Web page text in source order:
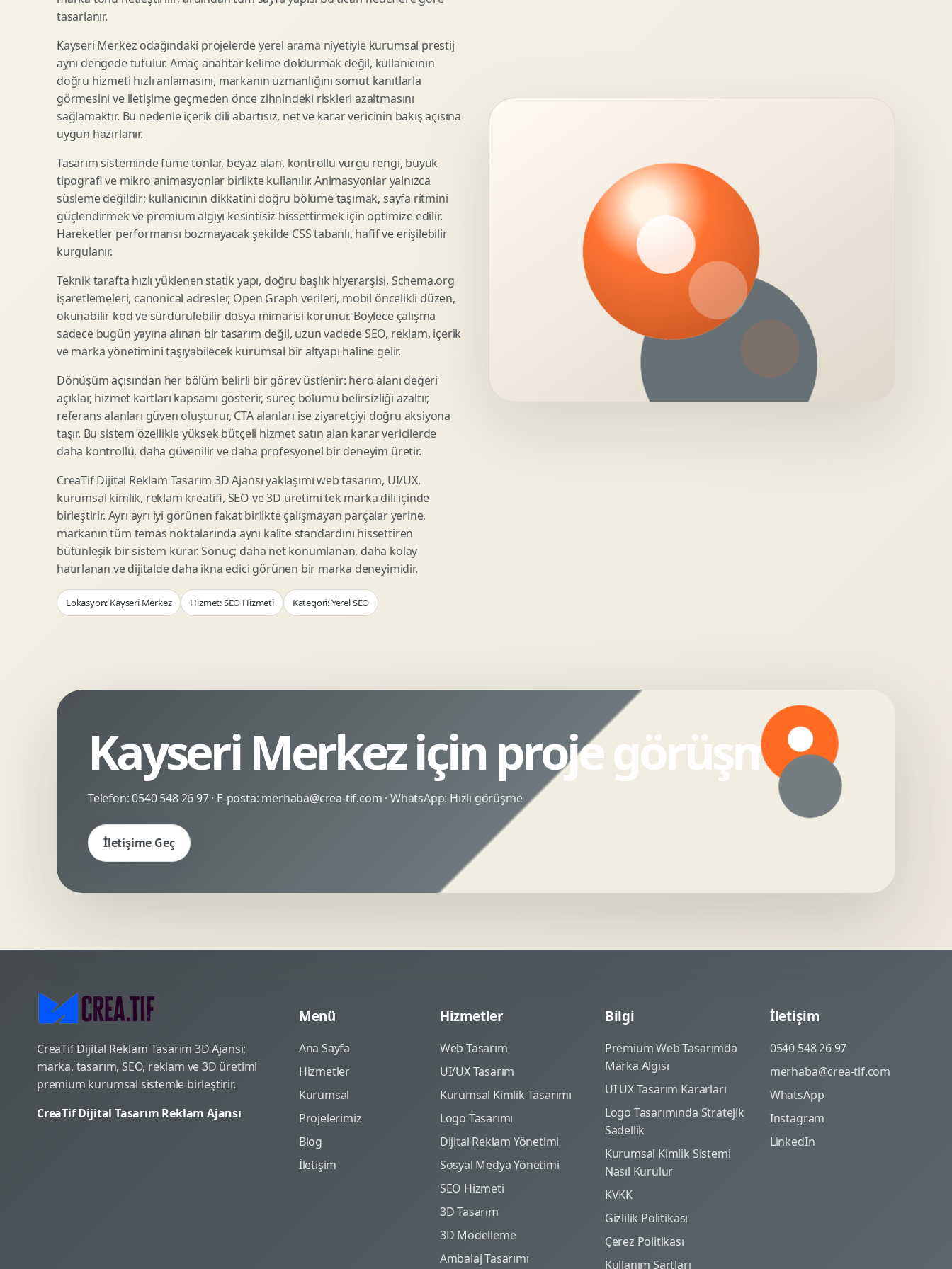
SEO Icerik Stratejisi
Schema Markup Optimizasyonu 3D Lansman Filmi Teknik Modelleme
Premium Ambalaj Tasarimi
Etiket Tasarimi
Kutu Tasarimi
Raf Gorunurlugu
Gida Ambalaj Tasarimi
Kozmetik Ambalaj Tasarimi
E Ticaret Kutu Tasarimi
Ambalaj Mockup Tasarimi
Afis Tasarimi
Brosur Tasarimi
Sunum Tasarimi
Katalog Tasarimi
Infografik Tasarimi
Fuaye Gorsel Tasarimi
Kurumsal Ilan Tasarimi
Marka Stratejisi
Marka Konumlandirma
Rekabet Analizi
Hedef Kitle Analizi
Marka Mimarisi
Deger Onerisi Tasarimi
Pazara Giris Stratejisi
Shopify Tasarim
Woocommerce Tasarim
Eticaret UX Optimizasyonu
Kategori Sayfasi Tasarimi
Sepet Odeme UX
Eticaret SEO Altyapisi
Lead Generation Landing Page
Reklam Landing Page
Webinar Landing Page
App Landing Page
Form Optimizasyonu
Sales Page Tasarimi
Display Banner Tasarimi
Video Reklam Kreatifi
Outdoor Reklam Tasarimi
Performans Kreatif Seti
Story Reklam Tasarimi
Statik Reklam Gorseli
Motion Banner Tasarimi
Logo Animasyonu
Mikro Animasyon Tasarimi
Reklam Motion Video
Arayuz Animasyonu
Sosyal Medya Motion
Webgl Deneyim Tasarimi
AI Gorsel Konsept
No Code Prototip
Veri Gorsellestirme
tasarlanır.
Kayseri Merkez odağındaki projelerde yerel arama niyetiyle kurumsal prestij
aynı dengede tutulur. Amaç anahtar kelime doldurmak değil, kullanıcının
doğru hizmeti hızlı anlamasını, markanın uzmanlığını somut kanıtlarla
görmesini ve iletişime geçmeden önce zihnindeki riskleri azaltmasını
sağlamaktır. Bu nedenle içerik dili abartısız, net ve karar vericinin bakış açısına
uygun hazırlanır.
Tasarım sisteminde füme tonlar, beyaz alan, kontrollü vurgu rengi, büyük
tipografi ve mikro animasyonlar birlikte kullanılır. Animasyonlar yalnızca
süsleme değildir; kullanıcının dikkatini doğru bölüme taşımak, sayfa ritmini
güçlendirmek ve premium algıyı kesintisiz hissettirmek için optimize edilir.
Hareketler performansı bozmayacak şekilde CSS tabanlı, hafif ve erişilebilir
kurgulanır.
Teknik tarafta hızlı yüklenen statik yapı, doğru başlık hiyerarşisi, Schema.org
işaretlemeleri, canonical adresler, Open Graph verileri, mobil öncelikli düzen,
okunabilir kod ve sürdürülebilir dosya mimarisi korunur. Böylece çalışma
sadece bugün yayına alınan bir tasarım değil, uzun vadede SEO, reklam, içerik
ve marka yönetimini taşıyabilecek kurumsal bir altyapı haline gelir.
Dönüşüm açısından her bölüm belirli bir görev üstlenir: hero alanı değeri
açıklar, hizmet kartları kapsamı gösterir, süreç bölümü belirsizliği azaltır,
referans alanları güven oluşturur, CTA alanları ise ziyaretçiyi doğru aksiyona
taşır. Bu sistem özellikle yüksek bütçeli hizmet satın alan karar vericilerde
daha kontrollü, daha güvenilir ve daha profesyonel bir deneyim üretir.
CreaTif Dijital Reklam Tasarım 3D Ajansı yaklaşımı web tasarım, UI/UX,
kurumsal kimlik, reklam kreatifi, SEO ve 3D üretimi tek marka dili içinde
birleştirir. Ayrı ayrı iyi görünen fakat birlikte çalışmayan parçalar yerine,
markanın tüm temas noktalarında aynı kalite standardını hissettiren
bütünleşik bir sistem kurar. Sonuç; daha net konumlanan, daha kolay
hatırlanan ve dijitalde daha ikna edici görünen bir marka deneyimidir.
Lokasyon: Kayseri Merkez Hizmet: SEO Hizmeti Kategori: Yerel SEO
Kayseri Merkez için proje görüşmesi
Telefon:0540 548 26 97· E-posta: merhaba@crea-tif.com · WhatsApp: Hızlı görüşme
İletişime Geç
CreaTif Dijital Reklam Tasarım 3D Ajansı;
marka, tasarım, SEO, reklam ve 3D üretimi
premium kurumsal sistemle birleştirir.
CreaTif Dijital Tasarım Reklam Ajansı
Menü
Ana Sayfa
Hizmetler
Kurumsal
Projelerimiz
Blog
İletişim
Hizmetler
Web Tasarım
UI/UX Tasarım
Kurumsal Kimlik Tasarımı
Logo Tasarımı
Dijital Reklam Yönetimi
Sosyal Medya Yönetimi
SEO Hizmeti
3D Tasarım
3D Modelleme
Ambalaj Tasarımı
Bilgi
Premium Web Tasarımda
Marka Algısı
UI UX Tasarım Kararları
Logo Tasarımında Stratejik
Sadellik
Kurumsal Kimlik Sistemi
Nasıl Kurulur
KVKK
Gizlilik Politikası
Çerez Politikası
Kullanım Şartları
İletişim
0540 548 26 97
merhaba@crea-tif.com
WhatsApp
Instagram
LinkedIn